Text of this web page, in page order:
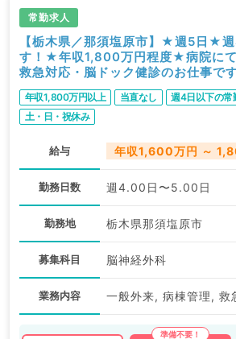
常勤求人
【栃木県／那須塩原市】★週5日★
す！★年収1,800万円程度★病院にて
救急対応・脳ドック健診のお仕事で
常勤)
年収1,800万円以上 当直なし
週4日以下の常
土・日・祝休み
給与 年収1,600万円 ～
勤務日数 週4.00日〜5.00日
勤務地 栃木県那須塩原市
募集科目 脳神経外科
業務内容 一般外来, 病棟管理, 救